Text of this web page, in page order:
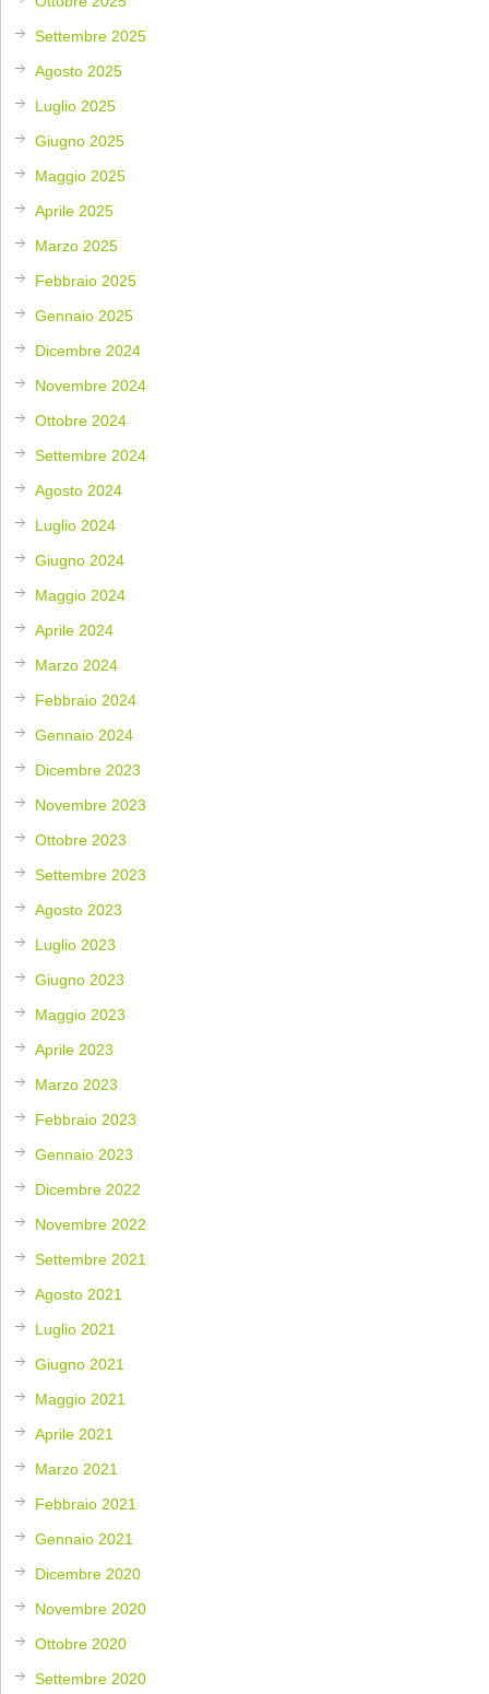
Settembre 2025
Agosto 2025
Luglio 2025
Giugno 2025
Maggio 2025
Aprile 2025
Marzo 2025
Febbraio 2025
Gennaio 2025
Dicembre 2024
Novembre 2024
Ottobre 2024
Settembre 2024
Agosto 2024
Luglio 2024
Giugno 2024
Maggio 2024
Aprile 2024
Marzo 2024
Febbraio 2024
Gennaio 2024
Dicembre 2023
Novembre 2023
Ottobre 2023
Settembre 2023
Agosto 2023
Luglio 2023
Giugno 2023
Maggio 2023
Aprile 2023
Marzo 2023
Febbraio 2023
Gennaio 2023
Dicembre 2022
Novembre 2022
Settembre 2021
Agosto 2021
Luglio 2021
Giugno 2021
Maggio 2021
Aprile 2021
Marzo 2021
Febbraio 2021
Gennaio 2021
Dicembre 2020
Novembre 2020
Ottobre 2020
Settembre 2020